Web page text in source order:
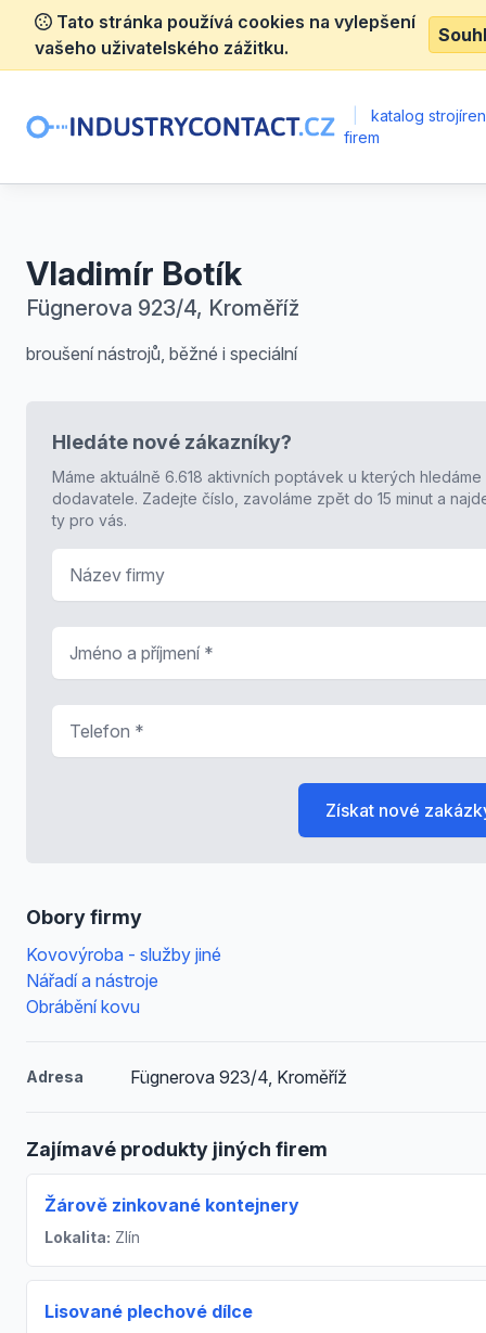
Tato stránka používá cookies na vylepšení
vašeho uživatelského zážitku.
katalog
firem
Vladimír Botík
Fügnerova 923/4, Kroměříž
broušení nástrojů, běžné i speciální
Obory firmy
Kovovýroba - služby jiné
Nářadí a nástroje
Obrábění kovu
Adresa Fügnerova 923/4, Kroměříž
Zajímavé produkty jiných firem
Žárově zinkované kontejnery
Lokalita: Zlín
Lisované plechové dílce
Hledáte nové zákazníky?
Máme aktuálně 6.618 aktivních poptávek u kterých hledáme
dodavatele. Zadejte číslo, zavoláme zpět do 15 minut a
ty pro vás.
Získat nové